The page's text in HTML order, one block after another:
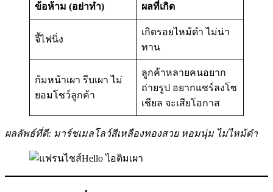
ข้อห้าม (อย่าทำ) ผลที่เกิด
จี้ไฟนิ่ง
เกิดรอยไหม้ดำ ไม่น่า
ทาน
ก้มหน้าเผา รีบเผา ไม่
ยอมโชว์ลูกค้า
ลูกค้าหลายคนอยาก
ถ่ายรูป อยากแชร์ลงโซ
เชียล จะเสียโอกาส
ผลลัพธ์ที่ดี: มาร์ชเมลโลว์สีเหลืองทองสวย หอมนุ่ม ไม่ไหม้ดำ